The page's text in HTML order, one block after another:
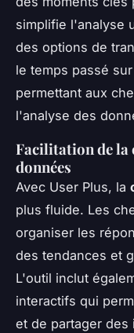
simplifie l'analyse
des options de
le temps passé
permettant aux
l'analyse des
Facilitation de la
données
Avec User Plus, la
plus fluide. Les
organiser les
des tendances et
L'outil inclut
interactifs qui
et de partager des